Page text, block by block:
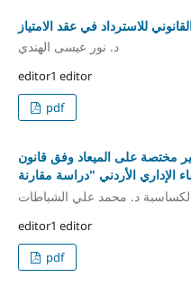
للاسترداد في عقد الامتياز
د. نور عيسى الهندي
editor1 editor
pdf
مختصة على الميعاد وفق قانون
د. محمد علي الشباطات
editor1 editor
pdf